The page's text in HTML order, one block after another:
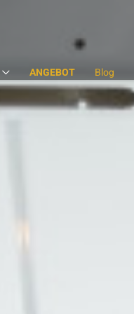
ANGEBOT Blog